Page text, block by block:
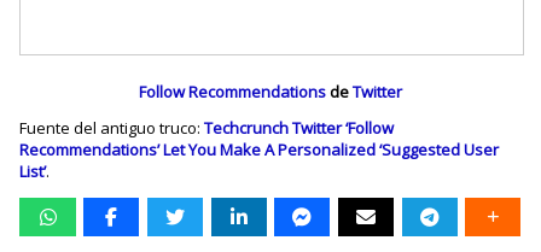
Follow RecommendationsdeTwitter
Fuente del antiguo truco:Techcrunch Twitter ‘Follow
Recommendations’ Let You Make A Personalized ‘Suggested User
List’.